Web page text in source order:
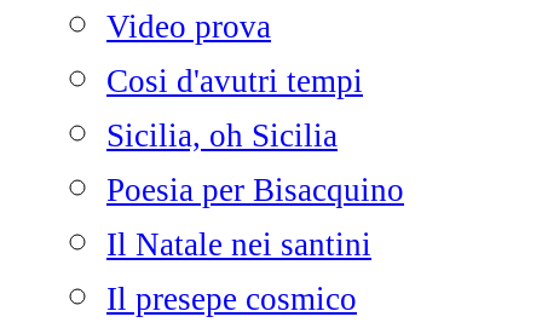
Video prova
Cosi d'avutri tempi
Sicilia, oh Sicilia
Poesia per Bisacquino
Il Natale nei santini
Il presepe cosmico